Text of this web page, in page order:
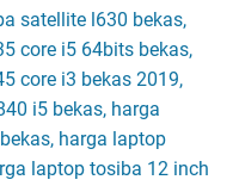
satellite l630 bekas,
core i5 64bits bekas,
core i3 bekas 2019,
i5 bekas, harga
harga laptop
laptop tosiba 12 inch